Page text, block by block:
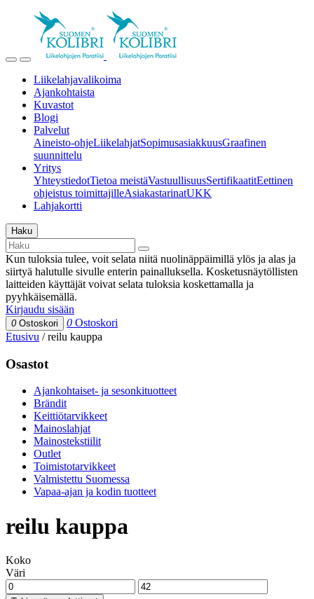
Liikelahjavalikoima
Ajankohtaista
Kuvastot
Blogi
Palvelut
Aineisto-ohjeLiikelahjatSopimusasiakkuusGraafinen
suunnittelu
Yritys
YhteystiedotTietoa meistäVastuullisuusSertifikaatitEettinen
ohjeistus toimittajilleAsiakastarinatUKK
Lahjakortti
Haku
Kun tuloksia tulee, voit selata niitä nuolinäppäimillä ylös ja alas ja
siirtyä halutulle sivulle enterin painalluksella. Kosketusnäytöllisten
laitteiden käyttäjät voivat selata tuloksia koskettamalla ja
pyyhkäisemällä.
Kirjaudu sisään
0 Ostoskori 0 Ostoskori
Etusivu /reilu kauppa
Osastot
Ajankohtaiset- ja sesonkituotteet
Brändit
Keittiötarvikkeet
Mainoslahjat
Mainostekstiilit
Outlet
Toimistotarvikkeet
Valmistettu Suomessa
Vapaa-ajan ja kodin tuotteet
reilu kauppa
Koko
Väri